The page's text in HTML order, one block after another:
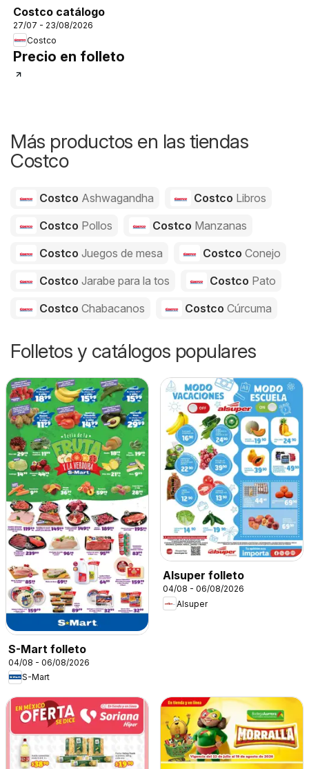
Costco catálogo
27/07 - 23/08/2026
Costco
Precio en folleto
Más productos en las tiendas
Costco
Costco Ashwagandha Costco Libros
Costco Pollos Costco Manzanas
Costco Juegos de mesa Costco Conejo
Costco Jarabe para la tos Costco Pato
Costco Chabacanos Costco Cúrcuma
Folletos y catálogos populares
S-Mart folleto
04/08 - 06/08/2026
S-Mart
Alsuper folleto
04/08 - 06/08/2026
Alsuper